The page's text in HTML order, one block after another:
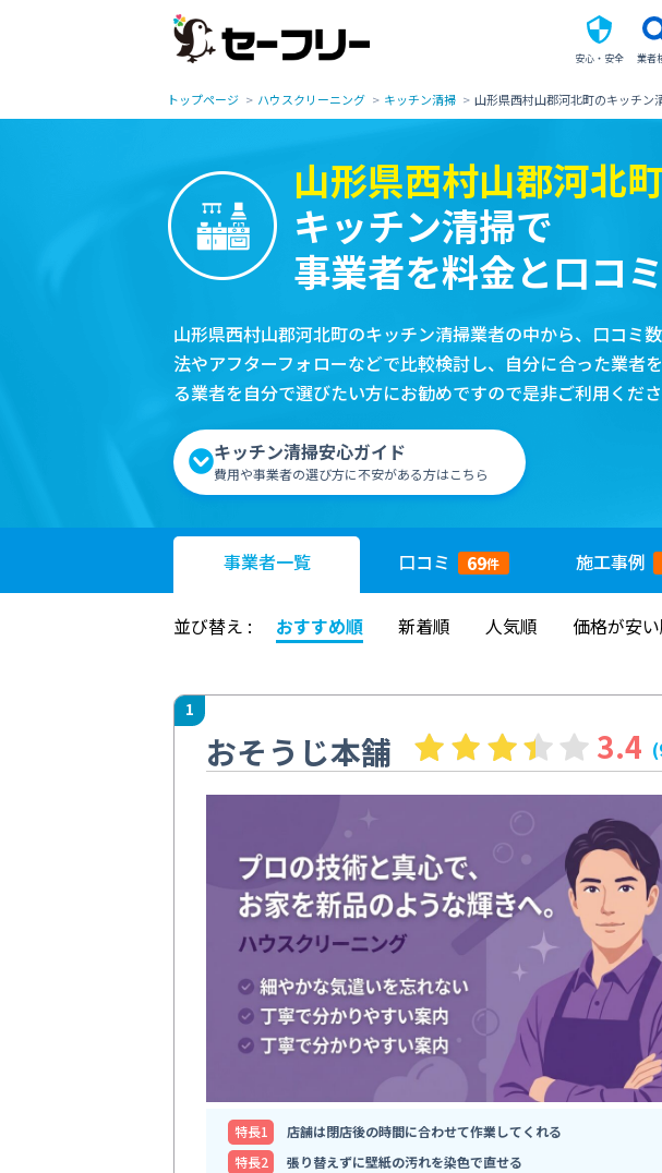
安心・安全 業者
トップページ ハウスクリーニング キッチン清掃 山形県西村山郡河北町のキッチン
山形県西村山郡河北
キッチン清掃で
事業者を料金と口コ
山形県西村山郡河北町のキッチン清掃業者の中から、口コミ
法やアフターフォローなどで比較検討し、自分に合った業者
る業者を自分で選びたい方にお勧めですので是非ご利用くださ
キッチン清掃安心ガイド
費用や事業者の選び方に不安がある方はこちら
事業者一覧 口コミ 69件 施工事例
並び替え : おすすめ順 新着順 人気順 価格が安
1
おそうじ本舗 3.4
特⻑1
店舗は閉店後の時間に合わせて作業してくれる
特⻑2
張り替えずに壁紙の汚れを染色で直せる